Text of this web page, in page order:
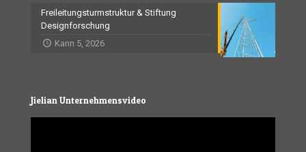
Freileitungsturmstruktur & Stiftung
Designforschung
Kann 5, 2026
Jielian Unternehmensvideo